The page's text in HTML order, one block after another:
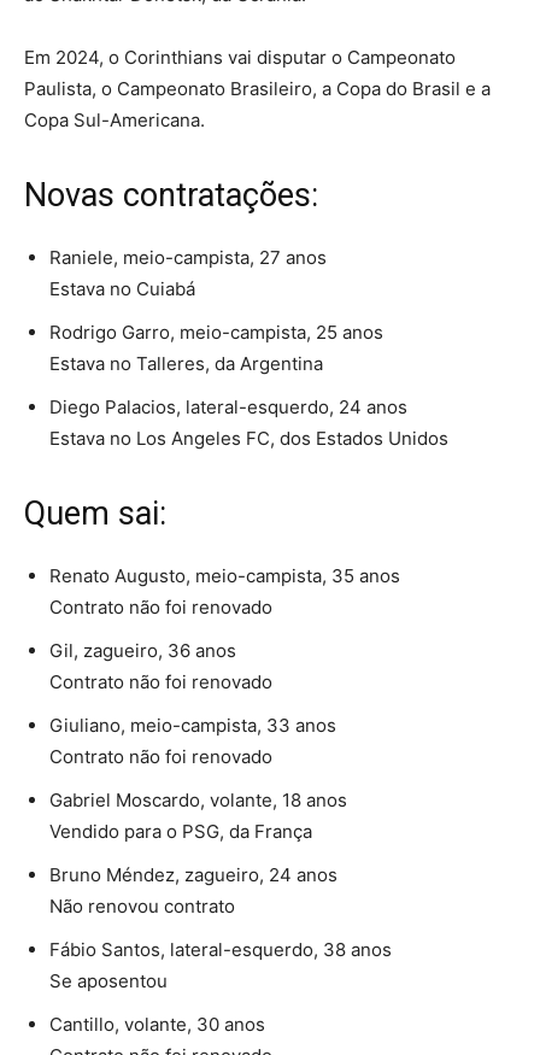
Em 2024, o Corinthians vai disputar o Campeonato
Paulista, o Campeonato Brasileiro, a Copa do Brasil e a
Copa Sul-Americana.
Novas contratações:
Raniele, meio-campista, 27 anos
Estava no Cuiabá
Rodrigo Garro, meio-campista, 25 anos
Estava no Talleres, da Argentina
Diego Palacios, lateral-esquerdo, 24 anos
Estava no Los Angeles FC, dos Estados Unidos
Quem sai:
Renato Augusto, meio-campista, 35 anos
Contrato não foi renovado
Gil, zagueiro, 36 anos
Contrato não foi renovado
Giuliano, meio-campista, 33 anos
Contrato não foi renovado
Gabriel Moscardo, volante, 18 anos
Vendido para o PSG, da França
Bruno Méndez, zagueiro, 24 anos
Não renovou contrato
Fábio Santos, lateral-esquerdo, 38 anos
Se aposentou
Cantillo, volante, 30 anos